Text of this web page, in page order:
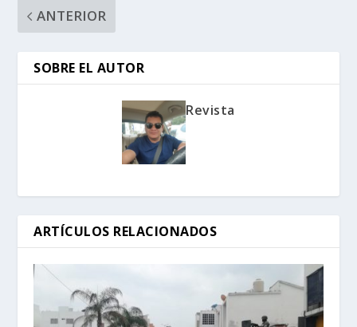
ANTERIOR
SOBRE EL AUTOR
Revista
ARTÍCULOS RELACIONADOS